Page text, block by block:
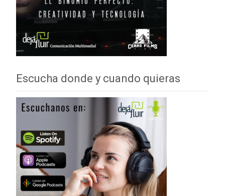
Escucha donde y cuando quieras